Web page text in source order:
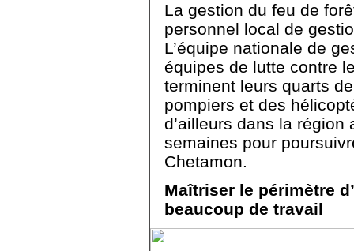
La gestion du feu de
personnel local de
L’équipe nationale de
équipes de lutte contre
terminent leurs quarts
pompiers et des
d’ailleurs dans la
semaines pour
Chetamon.
Maîtriser le périmètre
beaucoup de travail